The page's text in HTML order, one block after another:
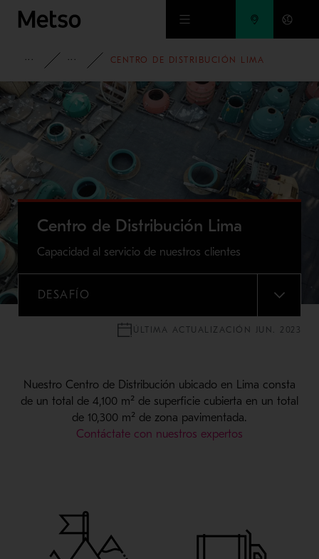
Ir al contenido principal
PRODUCTOS Y SERVICIOS
SERVICIOS
CENTRO DE DISTRIBUCIÓN LIMA
Centro de Distribución Lima
Capacidad al servicio de nuestros clientes
DESAFÍO
MENU
ÚLTIMA ACTUALIZACIÓN JUN. 2023
Nuestro Centro de Distribución ubicado en Lima consta
de un total de 4,100 m² de superficie cubierta en un total
de 10,300 m² de zona pavimentada.
Contáctate con nuestros expertos